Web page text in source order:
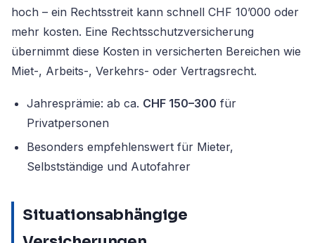
hoch – ein Rechtsstreit kann schnell CHF 10’000 oder
mehr kosten. Eine Rechtsschutzversicherung
übernimmt diese Kosten in versicherten Bereichen wie
Miet-, Arbeits-, Verkehrs- oder Vertragsrecht.
Jahresprämie: ab ca. CHF 150–300 für
Privatpersonen
Besonders empfehlenswert für Mieter,
Selbstständige und Autofahrer
Situationsabhängige